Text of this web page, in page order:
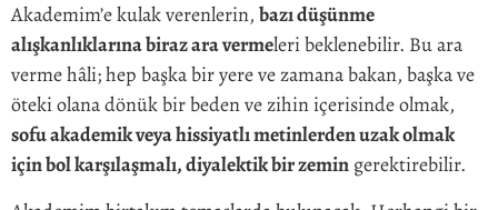
Akademim’e kulak verenlerin, bazı düşünme
alışkanlıklarına biraz ara vermeleri beklenebilir. Bu ara
verme hâli; hep başka bir yere ve zamana bakan, başka ve
öteki olana dönük bir beden ve zihin içerisinde olmak,
sofu akademik veya hissiyatlı metinlerden uzak olmak
için bol karşılaşmalı, diyalektik bir zemin gerektirebilir.